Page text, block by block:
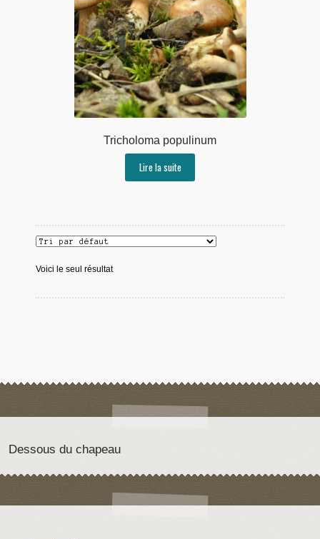
Tricholoma populinum
Lire la suite
Voici le seul résultat
Dessous du chapeau